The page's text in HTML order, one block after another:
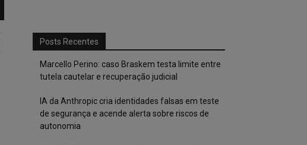
Posts Recentes
Marcello Perino: caso Braskem testa limite entre
tutela cautelar e recuperação judicial
IA da Anthropic cria identidades falsas em teste
de segurança e acende alerta sobre riscos de
autonomia